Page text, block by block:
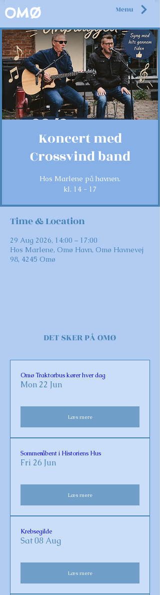
Menu
OMØ
Koncert med
Crossvind band
Hos Marlene på havnen.
kl. 14 - 17
Time & Location
29 Aug 2026, 14:00 – 17:00
Hos Marlene, Omø Havn, Omø Havnevej
98, 4245 Omø
DET SKER PÅ OMØ
Omø Traktorbus kører hver dag
Mon 22 Jun
Læs mere
Sommeråbent i Historiens Hus
Fri 26 Jun
Læs mere
Krebsegilde
Sat 08 Aug
Læs mere